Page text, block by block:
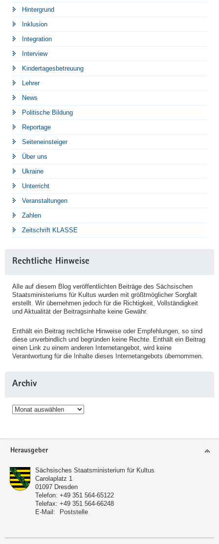
Hintergrund
Inklusion
Integration
Interview
Kindertagesbetreuung
Lehrer
News
Politische Bildung
Reportage
Seiteneinsteiger
Über uns
Ukraine
Unterricht
Veranstaltungen
Zahlen
Zeitschrift KLASSE
Rechtliche Hinweise
Alle auf diesem Blog veröffentlichten Beiträge des Sächsischen
Staatsministeriums für Kultus wurden mit größtmöglicher Sorgfalt
erstellt. Wir übernehmen jedoch für die Richtigkeit, Vollständigkeit
und Aktualität der Beitragsinhalte keine Gewähr.
Enthält ein Beitrag rechtliche Hinweise oder Empfehlungen, so sind
diese unverbindlich und begründen keine Rechte. Enthält ein Beitrag
einen Link zu einem anderen Internetangebot, wird keine
Verantwortung für die Inhalte dieses Internetangebots übernommen.
Archiv
Archiv
Service
Herausgeber
Sächsisches Staatsministerium für Kultus
Carolaplatz 1
01097 Dresden
Telefon: +49 351 564-65122
Telefax: +49 351 564-66248
E-Mail:
Poststelle